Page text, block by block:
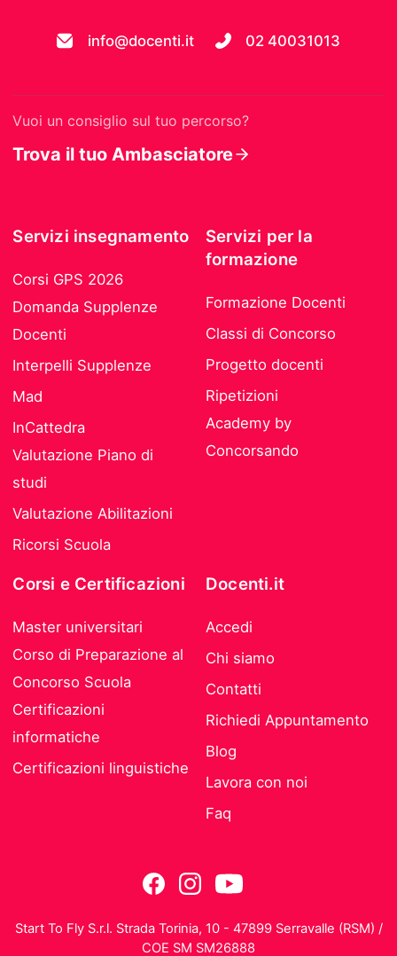
info@docenti.it 02 40031013
Vuoi un consiglio sul tuo percorso?
Trova il tuo Ambasciatore
Servizi insegnamento
Corsi GPS 2026
Domanda Supplenze
Docenti
Interpelli Supplenze
Mad
InCattedra
Valutazione Piano di
studi
Valutazione Abilitazioni
Ricorsi Scuola
Servizi per la
formazione
Formazione Docenti
Classi di Concorso
Progetto docenti
Ripetizioni
Academy by
Concorsando
Corsi e Certificazioni
Master universitari
Corso di Preparazione al
Concorso Scuola
Certificazioni
informatiche
Certificazioni linguistiche
Docenti.it
Accedi
Chi siamo
Contatti
Richiedi Appuntamento
Blog
Lavora con noi
Faq
Start To Fly S.r.l. Strada Torinia, 10 - 47899 Serravalle (RSM) /
COE SM SM26888